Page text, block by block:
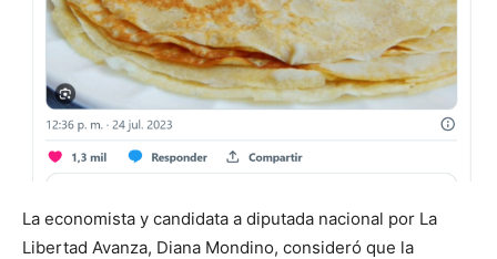
La economista y candidata a diputada nacional por La
Libertad Avanza, Diana Mondino, consideró que la